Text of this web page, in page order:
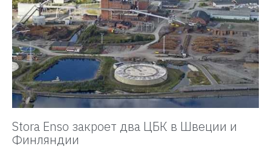
Stora Enso закроет два ЦБК в Швеции и
Финляндии